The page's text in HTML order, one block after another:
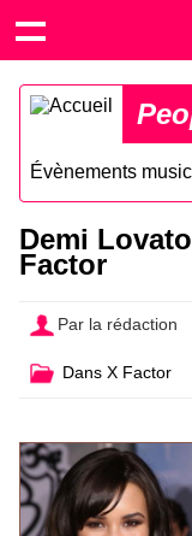
Évènements
Demi
Factor
Par la rédaction
Dans X Factor